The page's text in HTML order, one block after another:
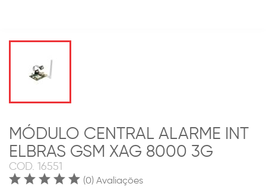
MÓDULO CENTRAL ALARME INT
ELBRAS GSM XAG 8000 3G
COD. 16551
(0) Avaliações